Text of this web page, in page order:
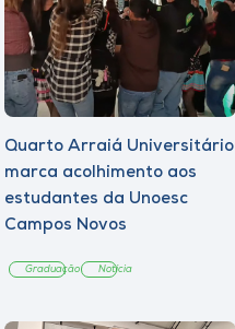
Quarto Arraiá Universitário
marca acolhimento aos
estudantes da Unoesc
Campos Novos
Graduação Notícia